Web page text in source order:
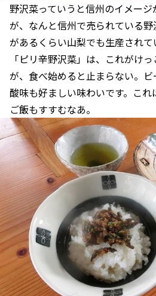
野沢菜っていうと信州のイメー
が、なんと信州で売られている
があるくらい山梨でも生産されて
「ピリ辛野沢菜」は、これがけ
が、食べ始めると止まらない。ビ
酸味も好ましい味わいです。これ
ご飯もすすむなあ。